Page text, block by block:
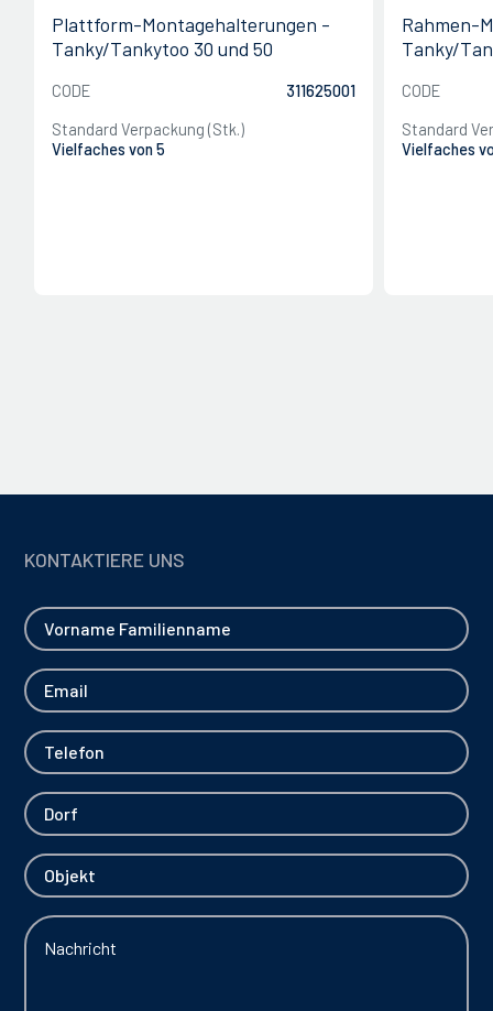
Plattform-Montagehalterungen -
Tanky/Tankytoo 30 und 50
CODE
311625001
Standard Verpackung (Stk.)
Vielfaches von 5
Rahmen-
Tanky/
CODE
Standard
Vielfaches
KONTAKTIERE UNS